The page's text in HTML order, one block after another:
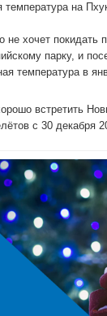
на
не хочет
парку, и
температура в
встретить
с 30 декабря